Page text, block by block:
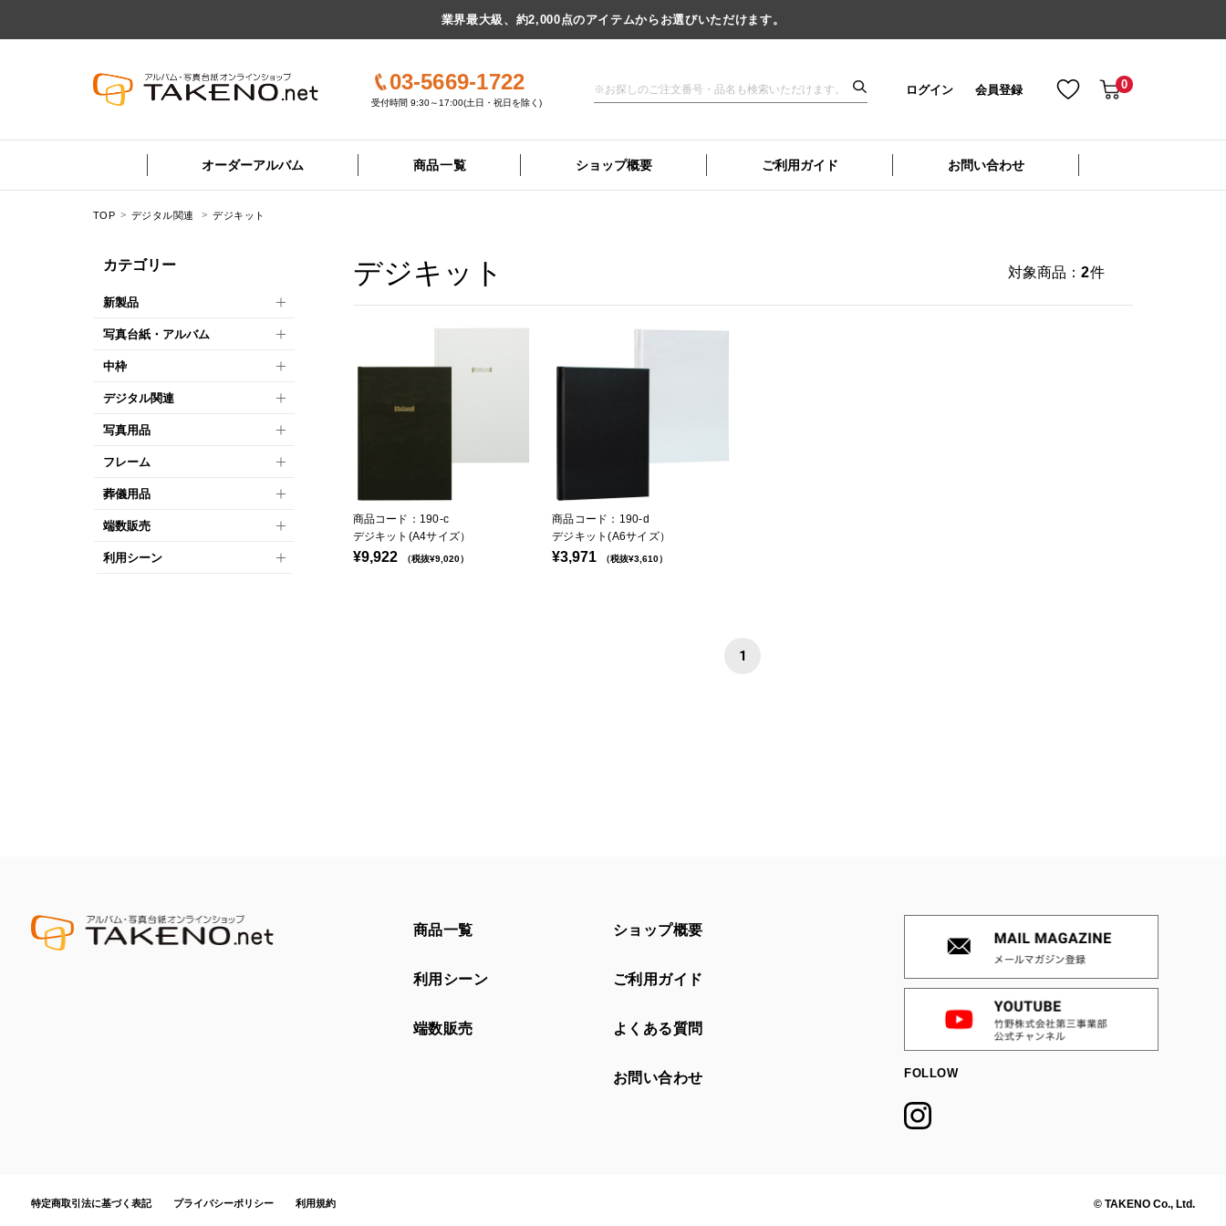
業界最大級、約2,000点のアイテムからお選びいただけます。
03-5669-1722
受付時間 9:30～17:00(土日・祝日を除く)
ログイン 会員登録 0
オーダーアルバム 商品一覧 ショップ概要 ご利用ガイド お問い合わせ
TOP デジタル関連 デジキット
カテゴリー
新製品
写真台紙・アルバム
中枠
デジタル関連
写真用品
フレーム
葬儀用品
端数販売
利用シーン
デジキット 対象商品： 2件
商品コード：190-c
デジキット(A4サイズ）
¥9,922 （税抜¥9,020）
商品コード：190-d
デジキット(A6サイズ）
¥3,971 （税抜¥3,610）
1
商品一覧
利用シーン
端数販売
ショップ概要
ご利用ガイド
よくある質問
お問い合わせ FOLLOW
特定商取引法に基づく表記 プライバシーポリシー 利用規約 © TAKENO Co., Ltd.